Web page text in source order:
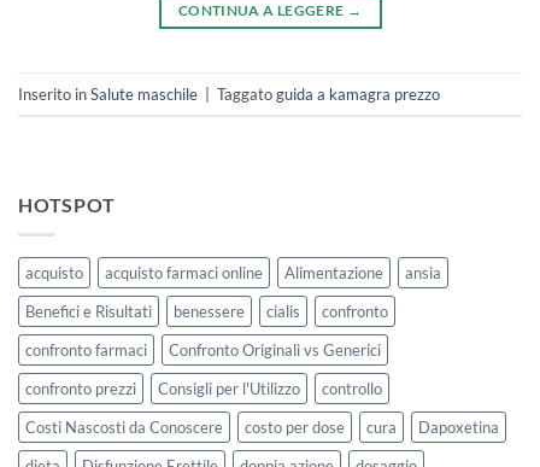
CONTINUA A LEGGERE →
Inserito inSalute maschile Taggatoguida a kamagra prezzo
HOTSPOT
acquisto acquisto farmaci online Alimentazione
ansia
Benefici e Risultati
benessere cialis
confronto
confronto farmaci
Confronto Originali vs Generici
confronto prezzi
Consigli per l'Utilizzo
controllo
Costi Nascosti da Conoscere
costo per dose cura
Dapoxetina